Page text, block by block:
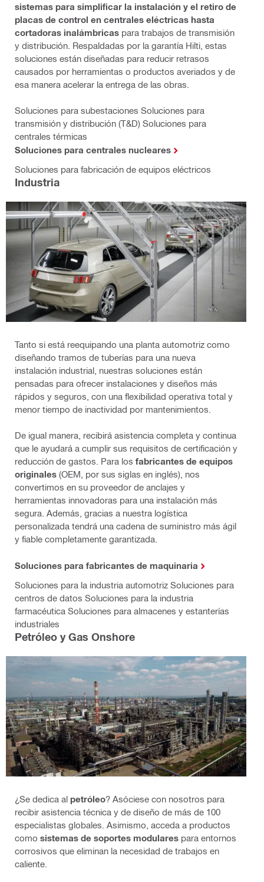
sistemas para simplificar la instalación y el retiro de
placas de control en centrales eléctricas hasta
cortadoras inalámbricas para trabajos de transmisión
y distribución. Respaldadas por la garantía Hilti, estas
soluciones están diseñadas para reducir retrasos
causados por herramientas o productos averiados y de
esa manera acelerar la entrega de las obras.
Soluciones para subestaciones Soluciones para
transmisión y distribución (T&D) Soluciones para
centrales térmicas
Soluciones para centrales nucleares
Soluciones para fabricación de equipos eléctricos
Industria
Tanto si está reequipando una planta automotriz como
diseñando tramos de tuberías para una nueva
instalación industrial, nuestras soluciones están
pensadas para ofrecer instalaciones y diseños más
rápidos y seguros, con una flexibilidad operativa total y
menor tiempo de inactividad por mantenimientos.
De igual manera, recibirá asistencia completa y continua
que le ayudará a cumplir sus requisitos de certificación y
reducción de gastos. Para los fabricantes de equipos
originales (OEM, por sus siglas en inglés), nos
convertimos en su proveedor de anclajes y
herramientas innovadoras para una instalación más
segura. Además, gracias a nuestra logística
personalizada tendrá una cadena de suministro más ágil
y fiable completamente garantizada.
Soluciones para fabricantes de maquinaria
Soluciones para la industria automotriz Soluciones para
centros de datos Soluciones para la industria
farmacéutica Soluciones para almacenes y estanterías
industriales
Petróleo y Gas Onshore
¿Se dedica al petróleo? Asóciese con nosotros para
recibir asistencia técnica y de diseño de más de 100
especialistas globales. Asimismo, acceda a productos
como sistemas de soportes modulares para entornos
corrosivos que eliminan la necesidad de trabajos en
caliente.